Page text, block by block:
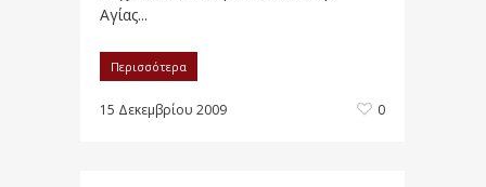
Αγίας...
Περισσότερα
15 Δεκεμβρίου 2009 0